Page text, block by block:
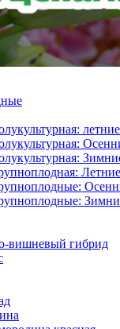
Летние
вишневый гибрид